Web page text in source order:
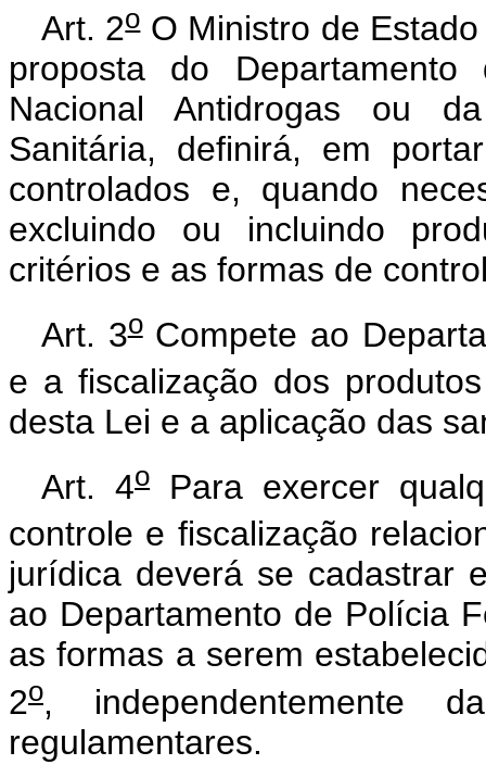
Art. 2oO Ministro de
proposta do
Nacional Antidrogas ou
Sanitária, definirá, em
controlados e, quando
excluindo ou incluindo
critérios e as formas de
Art. 3oCompete ao
e a fiscalização dos
desta Lei e a aplicação das
Art. 4oPara exercer
controle e fiscalização
jurídica deverá se cadastrar
ao Departamento de Polícia
as formas a serem
2o, independentemente
regulamentares.